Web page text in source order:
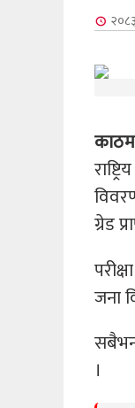
ग्रेड
जना
।